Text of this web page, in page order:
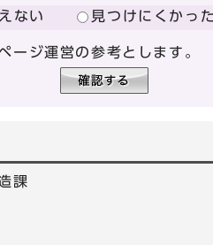
ない 見つけにくかった
ージ運営の参考とします。
課